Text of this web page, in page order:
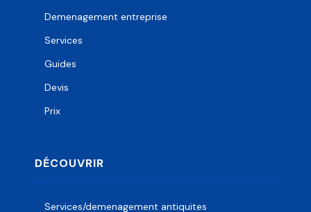
Demenagement entreprise
Services
Guides
Devis
Prix
DÉCOUVRIR
Services/demenagement antiquites